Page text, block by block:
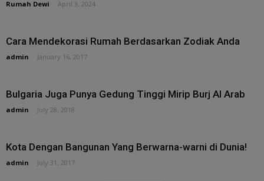
Rumah Dewi April 3, 2024
Cara Mendekorasi Rumah Berdasarkan Zodiak Anda
admin January 16, 2017
Bulgaria Juga Punya Gedung Tinggi Mirip Burj Al Arab
admin July 28, 2018
Kota Dengan Bangunan Yang Berwarna-warni di Dunia!
admin July 31, 2017